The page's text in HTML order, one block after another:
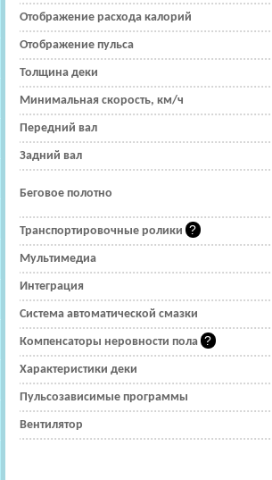
Отображение расхода калорий
Отображение пульса
Толщина деки
Минимальная скорость, км/ч
Передний вал
Задний вал
Беговое полотно
Транспортировочные ролики
Мультимедиа
Интеграция
Система автоматической смазки
Компенсаторы неровности пола
Характеристики деки
Пульсозависимые программы
Вентилятор